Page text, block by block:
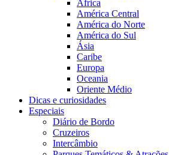
África
América Central
América do Norte
América do Sul
Ásia
Caribe
Europa
Oceania
Oriente Médio
Dicas e curiosidades
Especiais
Diário de Bordo
Cruzeiros
Intercâmbio